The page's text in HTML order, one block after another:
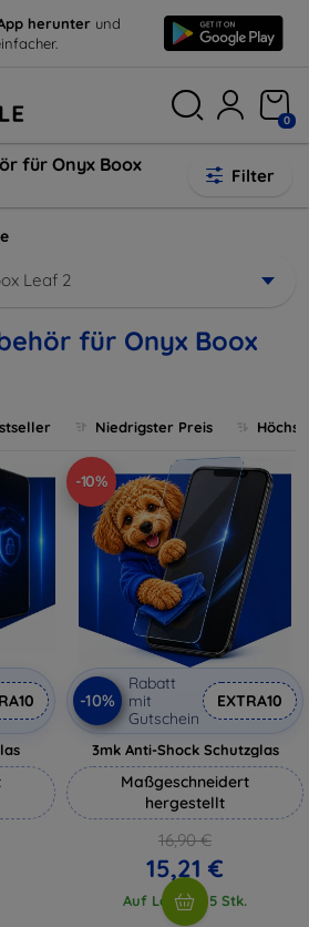
herunter und
0
für Onyx Boox
Filter
Leaf 2
für Onyx Boox
Niedrigster Preis
-10%
-10%
Rabatt
mit
Gutschein
EXTRA10
3mk Anti-Shock Schutzglas
Maßgeschneidert
hergestellt
16,90 €
15,21 €
Auf Lager > 5 Stk.